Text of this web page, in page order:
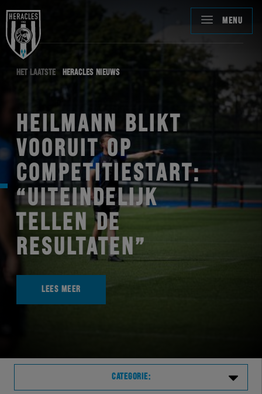
MENU
HET LAATSTE HERACLES NIEUWS
HEILMANN BLIKT
VOORUIT OP
COMPETITIESTART:
“UITEINDELIJK
TELLEN DE
RESULTATEN”
LEES MEER
CATEGORIE: